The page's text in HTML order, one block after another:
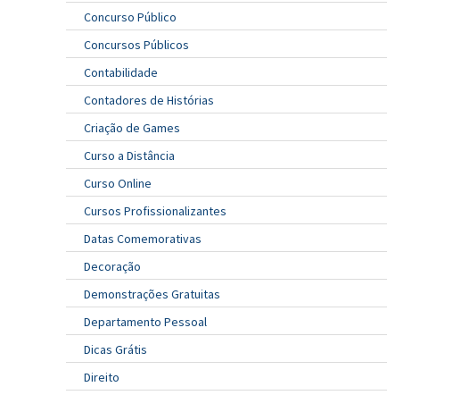
Concurso Público
Concursos Públicos
Contabilidade
Contadores de Histórias
Criação de Games
Curso a Distância
Curso Online
Cursos Profissionalizantes
Datas Comemorativas
Decoração
Demonstrações Gratuitas
Departamento Pessoal
Dicas Grátis
Direito